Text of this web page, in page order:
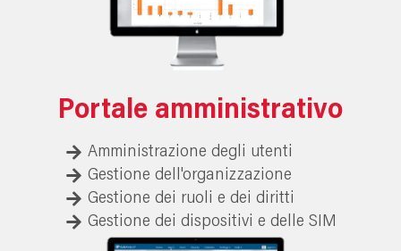
Portale amministrativo
Amministrazione degli utenti
Gestione dell'organizzazione
Gestione dei ruoli e dei diritti
Gestione dei dispositivi e delle SIM